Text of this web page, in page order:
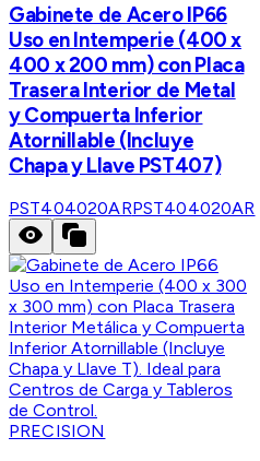
Gabinete de Acero IP66
Uso en Intemperie (400 x
400 x 200 mm) con Placa
Trasera Interior de Metal
y Compuerta Inferior
Atornillable (Incluye
Chapa y Llave PST407)
PST404020ARPST404020AR
PRECISION